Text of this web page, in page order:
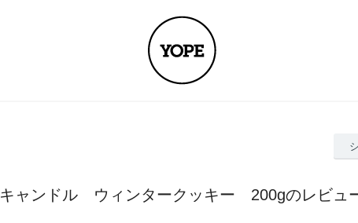
キャンドル ウィンタークッキー 200gのレビュ